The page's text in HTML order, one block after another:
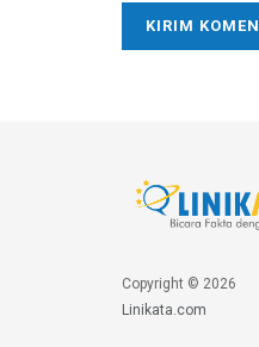
Copyright © 2026
Linikata.com